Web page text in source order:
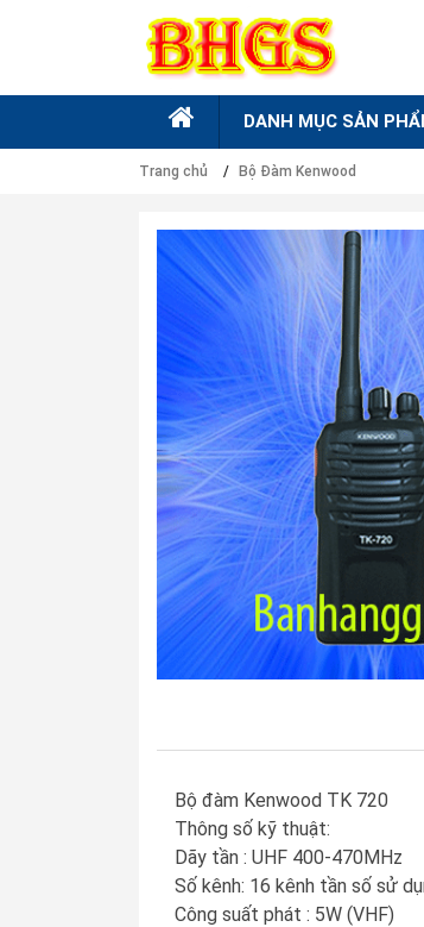
DANH MỤC SẢN
Trang chủ Bộ Đàm Kenwood
Bộ đàm Kenwood TK 720
Thông số kỹ thuật:
Dãy tần : UHF 400-470MHz
Số kênh: 16 kênh tần số sử
Công suất phát : 5W (VHF)